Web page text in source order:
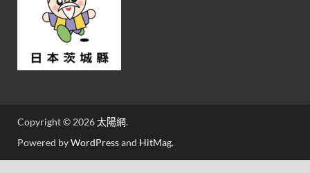
Copyright © 2026太陽網.
Powered byWordPressand HitMag.